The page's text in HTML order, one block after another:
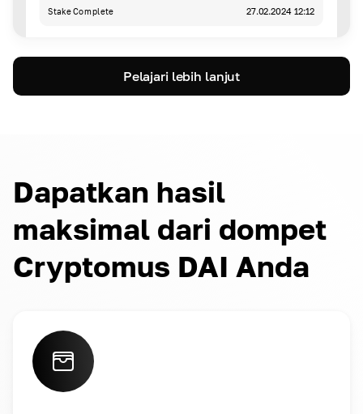
Stake Complete
27.02.2024 12:12
Pelajari lebih lanjut
Dapatkan hasil
maksimal dari dompet
Cryptomus DAI Anda